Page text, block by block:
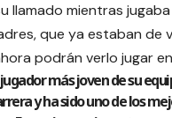
llamado mientras jugaba
que ya estaban de
podrán verlo jugar
más joven de su
y ha sido uno de los